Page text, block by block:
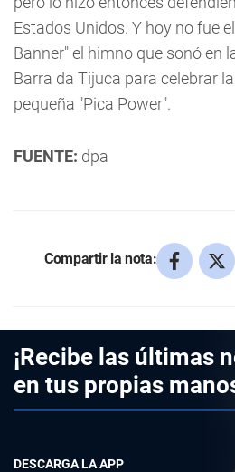
Estados Unidos. Y hoy no fue
Banner" el himno que sonó en
Barra da Tijuca para celebrar
pequeña "Pica Power".
FUENTE: dpa
Compartir la nota:
¡Recibe las últimas
en tus propias
DESCARGA LA APP